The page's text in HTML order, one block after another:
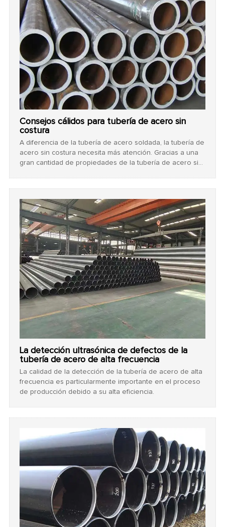
Consejos cálidos para tubería de acero sin
costura
A diferencia de la tubería de acero soldada, la tubería de
acero sin costura necesita más atención. Gracias a una
gran cantidad de propiedades de la tubería de acero sin
La detección ultrasónica de defectos de la
tubería de acero de alta frecuencia
La calidad de la detección de la tubería de acero de alta
frecuencia es particularmente importante en el proceso
de producción debido a su alta eficiencia.